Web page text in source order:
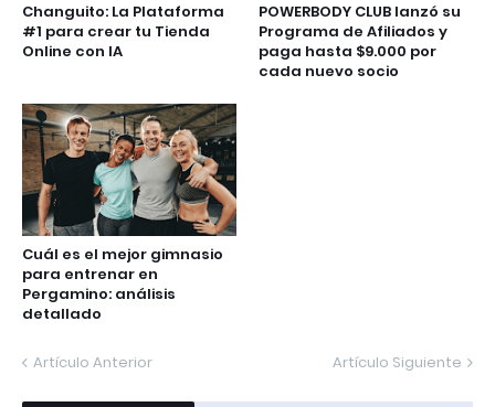
Changuito: La Plataforma
#1 para crear tu Tienda
Online con IA
POWERBODY CLUB lanzó su
Programa de Afiliados y
paga hasta $9.000 por
cada nuevo socio
Cuál es el mejor gimnasio
para entrenar en
Pergamino: análisis
detallado
Artículo Anterior Artículo Siguiente